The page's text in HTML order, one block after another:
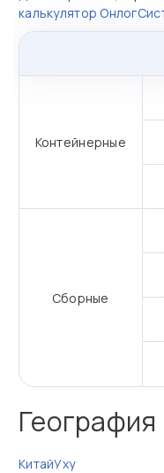
калькулятор
Контейнерные
Сборные
География
КитайУху